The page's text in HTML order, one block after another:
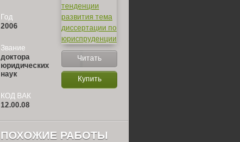
Год
2006
Звание
доктора
юридических
наук
КОД ВАК
12.00.08
Читать
Купить
ПОХОЖИЕ РАБОТЫ